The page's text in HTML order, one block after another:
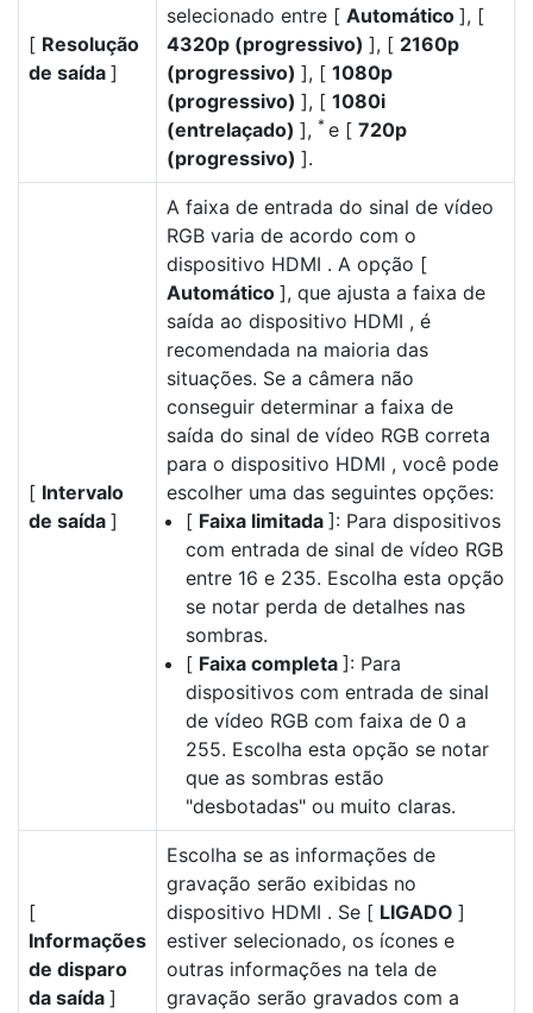
[ Resolução
de saída ]
selecionado entre [ Automático ], [
4320p (progressivo) ], [ 2160p
(progressivo) ], [ 1080p
(progressivo) ], [ 1080i
(entrelaçado) ], * e [ 720p
(progressivo) ].
[ Intervalo
de saída ]
A faixa de entrada do sinal de vídeo
RGB varia de acordo com o
dispositivo HDMI . A opção [
Automático ], que ajusta a faixa de
saída ao dispositivo HDMI , é
recomendada na maioria das
situações. Se a câmera não
conseguir determinar a faixa de
saída do sinal de vídeo RGB correta
para o dispositivo HDMI , você pode
escolher uma das seguintes opções:
[ Faixa limitada ]: Para dispositivos
com entrada de sinal de vídeo RGB
entre 16 e 235. Escolha esta opção
se notar perda de detalhes nas
sombras.
[ Faixa completa ]: Para
dispositivos com entrada de sinal
de vídeo RGB com faixa de 0 a
255. Escolha esta opção se notar
que as sombras estão
"desbotadas" ou muito claras.
[
Informações
de disparo
da saída ]
Escolha se as informações de
gravação serão exibidas no
dispositivo HDMI . Se [ LIGADO ]
estiver selecionado, os ícones e
outras informações na tela de
gravação serão gravados com a